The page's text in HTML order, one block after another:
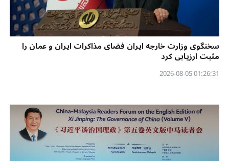
سخنگوی وزارت خارجه ایران فضای مذاکرات ایران و عمان را
مثبت ارزیابی کرد
01:26:31 2026-08-05